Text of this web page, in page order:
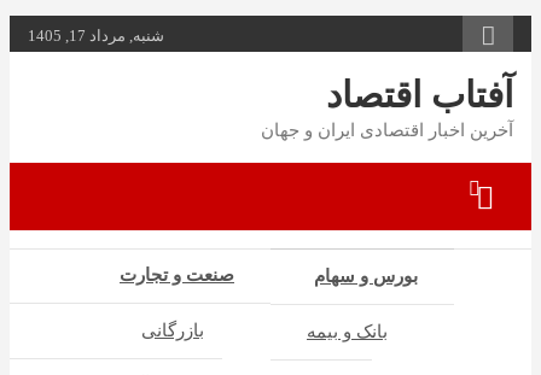
محتوا
بروید
شنبه, مرداد 17, 1405
آفتاب اقتصاد
آخرین اخبار اقتصادی ایران و جهان
صنعت و تجارت
بازرگانی
بورس و سهام
بانک و بیمه